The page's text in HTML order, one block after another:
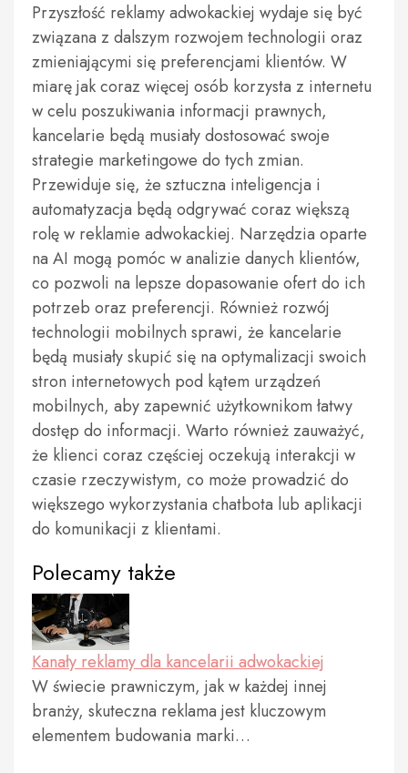
Przyszłość reklamy adwokackiej wydaje się być
związana z dalszym rozwojem technologii oraz
zmieniającymi się preferencjami klientów. W
miarę jak coraz więcej osób korzysta z internetu
w celu poszukiwania informacji prawnych,
kancelarie będą musiały dostosować swoje
strategie marketingowe do tych zmian.
Przewiduje się, że sztuczna inteligencja i
automatyzacja będą odgrywać coraz większą
rolę w reklamie adwokackiej. Narzędzia oparte
na AI mogą pomóc w analizie danych klientów,
co pozwoli na lepsze dopasowanie ofert do ich
potrzeb oraz preferencji. Również rozwój
technologii mobilnych sprawi, że kancelarie
będą musiały skupić się na optymalizacji swoich
stron internetowych pod kątem urządzeń
mobilnych, aby zapewnić użytkownikom łatwy
dostęp do informacji. Warto również zauważyć,
że klienci coraz częściej oczekują interakcji w
czasie rzeczywistym, co może prowadzić do
większego wykorzystania chatbota lub aplikacji
do komunikacji z klientami.
Polecamy także
Kanały reklamy dla kancelarii adwokackiej
W świecie prawniczym, jak w każdej innej
branży, skuteczna reklama jest kluczowym
elementem budowania marki…